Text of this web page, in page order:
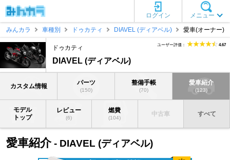
メニュー
ログイン
みんカラ
車種別 ドゥカティ DIAVEL (ディアベル) 愛車(オーナー)
ドゥカティ
DIAVEL (ディアベル)
ユーザー評価： 4.67
カスタム情報 パーツ
(150)
整備手帳
(70)
愛車紹介
(123)
モデル
トップ
レビュー
(6)
燃費
(104)
中古車 すべて
愛車紹介- DIAVEL (ディアベル)